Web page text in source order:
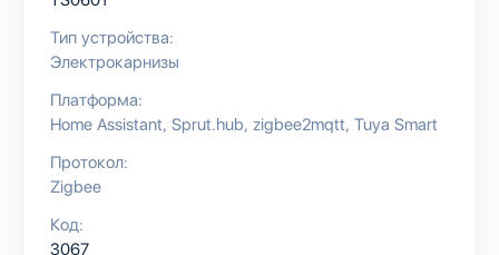
Тип устройства:
Электрокарнизы
Платформа:
Home Assistant Sprut.hub zigbee2mqtt Tuya Smart
Протокол:
Zigbee
Код:
3067